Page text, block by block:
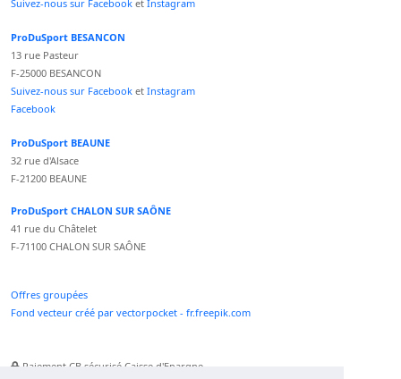
Suivez-nous sur Facebook et Instagram
ProDuSport BESANCON
13 rue Pasteur
F-25000 BESANCON
Suivez-nous sur Facebook et Instagram
Facebook
ProDuSport BEAUNE
32 rue d'Alsace
F-21200 BEAUNE
ProDuSport CHALON SUR SAÔNE
41 rue du Châtelet
F-71100 CHALON SUR SAÔNE
Offres groupées
Fond vecteur créé par vectorpocket - fr.freepik.com
Paiement CB sécurisé Caisse d'Epargne